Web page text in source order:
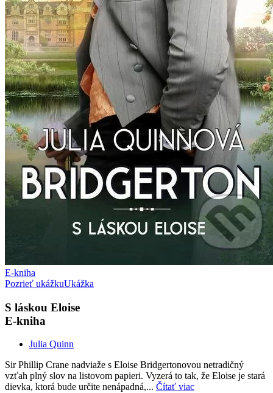
E-kniha
Pozrieť ukážkuUkážka
S láskou Eloise
E-kniha
Julia Quinn
Sir Phillip Crane nadviaže s Eloise Bridgertonovou netradičný
vzťah plný slov na listovom papieri. Vyzerá to tak, že Eloise je stará
dievka, ktorá bude určite nenápadná,... Čítať viac